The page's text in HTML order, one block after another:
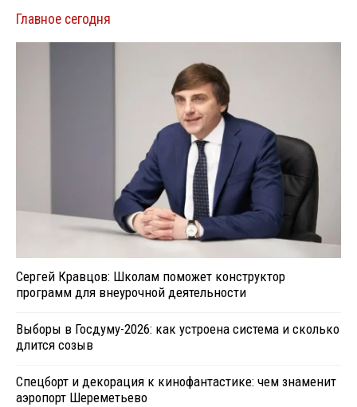
Главное сегодня
Сергей Кравцов: Школам поможет конструктор
программ для внеурочной деятельности
Выборы в Госдуму-2026: как устроена система и сколько
длится созыв
Спецборт и декорация к кинофантастике: чем знаменит
аэропорт Шереметьево